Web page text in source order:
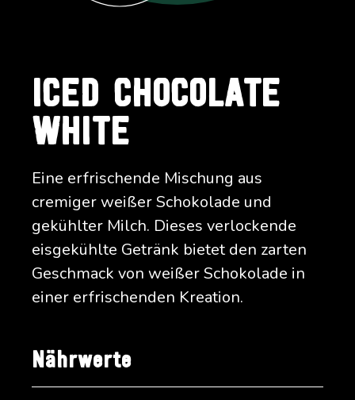
ICED CHOCOLATE
WHITE
Eine erfrischende Mischung aus
cremiger weißer Schokolade und
gekühlter Milch. Dieses verlockende
eisgekühlte Getränk bietet den zarten
Geschmack von weißer Schokolade in
einer erfrischenden Kreation.
Nährwerte